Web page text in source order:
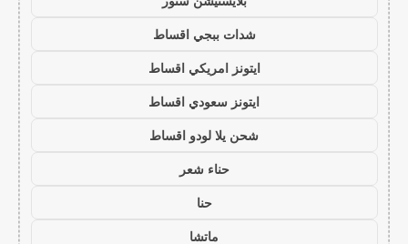
شدات ببجي اقساط
ايتونز امريكي اقساط
ايتونز سعودي اقساط
شحن يلا لودو اقساط
حناء شعر
حنا
ماتشا